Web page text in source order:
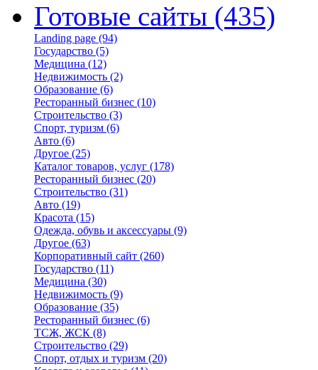
Готовые сайты (435)
Landing page (94)
Государство (5)
Медицина (12)
Недвижимость (2)
Образование (6)
Ресторанный бизнес (10)
Строительство (3)
Спорт, туризм (6)
Авто (6)
Другое (25)
Каталог товаров, услуг (178)
Ресторанный бизнес (20)
Строительство (31)
Авто (19)
Красота (15)
Одежда, обувь и аксессуары (9)
Другое (63)
Корпоративный сайт (260)
Государство (11)
Медицина (30)
Недвижимость (9)
Образование (35)
Ресторанный бизнес (6)
ТСЖ, ЖСК (8)
Строительство (29)
Спорт, отдых и туризм (20)